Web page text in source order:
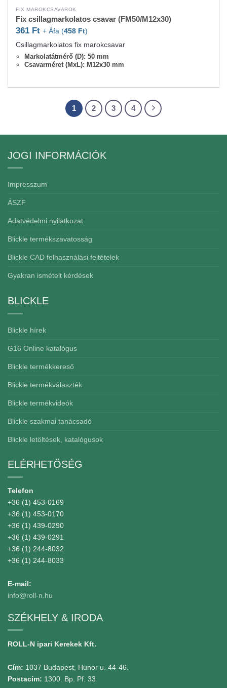
FIX MAROKCSAVAROK
Fix csillagmarkolatos csavar (FM50/M12x30)
361 Ft + Áfa (458 Ft)
Csillagmarkolatos fix marokcsavar
Markolatátmérő (D): 50 mm
Csavarméret (MxL): M12x30 mm
1 2 3 4
JOGI INFORMÁCIÓK
Impresszum
ÁSZF
Adatvédelmi nyilatkozat
Blickle termékszavatosság
Blickle CAD felhasználási feltételek
Gyakran ismételt kérdések
BLICKLE
Blickle hírek
G16 Online katalógus
Blickle termékkereső
Blickle termékválaszték
Blickle termékvideók
Blickle szakmai tanácsadó
Blickle letöltések, katalógusok
ELÉRHETŐSÉG
Telefon
+36 (1) 453-0169
+36 (1) 453-0170
+36 (1) 439-0290
+36 (1) 439-0291
+36 (1) 244-8032
+36 (1) 244-8033
E-mail:
info@roll-n.hu
SZÉKHELY & IRODA
ROLL-N ipari Kerekek Kft.
Cím: 1037 Budapest, Hunor u. 44-46.
Postacím: 1300. Bp. Pf. 33